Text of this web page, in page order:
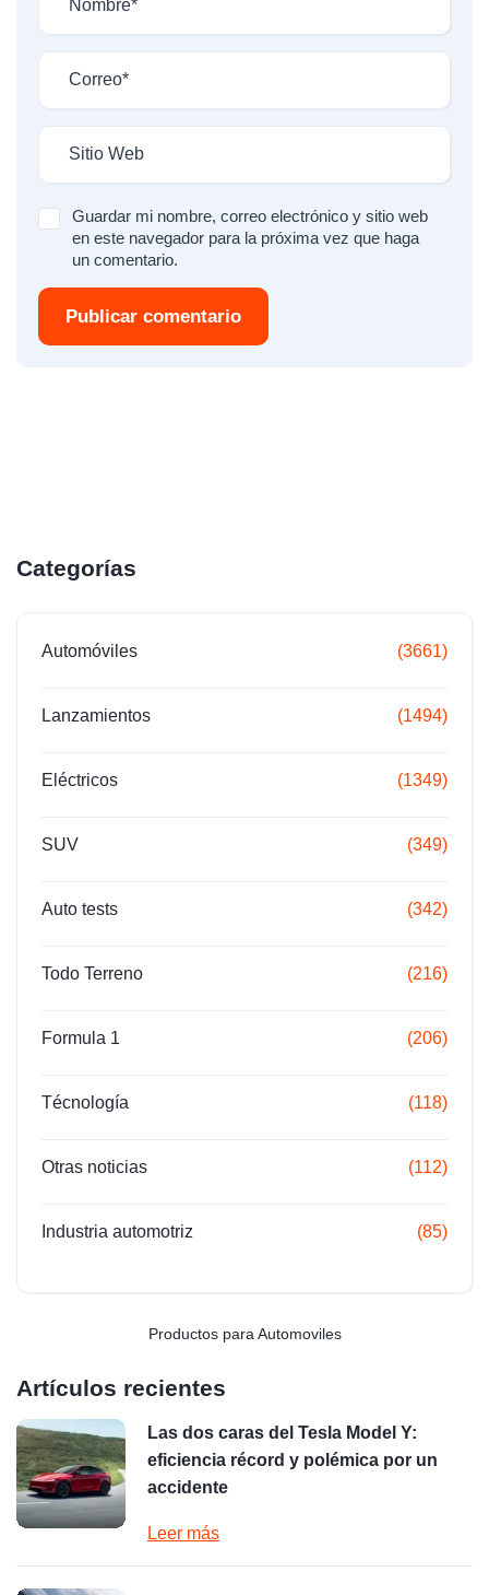
Guardar mi nombre, correo electrónico y sitio web
en este navegador para la próxima vez que haga
un comentario.
Publicar comentario
Categorías
Automóviles (3661)
Lanzamientos (1494)
Eléctricos (1349)
SUV (349)
Auto tests (342)
Todo Terreno (216)
Formula 1 (206)
Técnología (118)
Otras noticias (112)
Industria automotriz (85)
Productos para Automoviles
Artículos recientes
Las dos caras del Tesla Model Y:
eficiencia récord y polémica por un
accidente
Leer más